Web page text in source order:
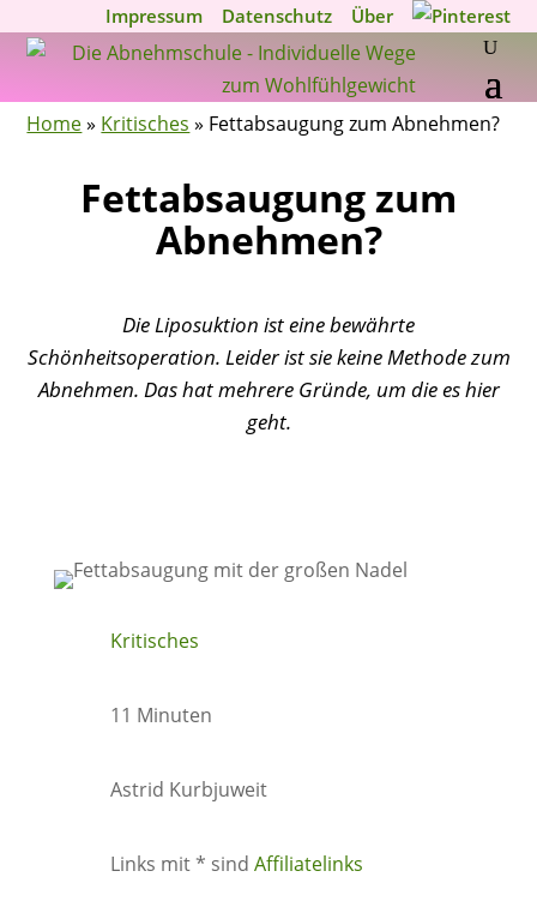
Impressum Datenschutz Über
Home» Kritisches » Fettabsaugung zum Abnehmen?
Fettabsaugung zum
Abnehmen?
Die Liposuktion ist eine bewährte
Schönheitsoperation. Leider ist sie keine Methode zum
Abnehmen. Das hat mehrere Gründe, um die es hier
geht.
Kritisches
11 Minuten
Astrid Kurbjuweit
Links mit * sind Affiliatelinks